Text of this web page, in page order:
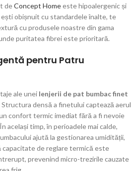
deConcept Homeeste hipoalergenic și
obișnuit cu standardele înalte, te
cu produsele noastre din gama
puritatea fibrei este prioritară.
pentru Patru
ale unei lenjerii de pat bumbac finet
densă a finetului captează aerul
confort termic imediat fără a fi nevoie
același timp, în perioadele mai calde,
ajută la gestionarea umidității,
capacitate de reglare termică este
prevenind micro-trezirile cauzate